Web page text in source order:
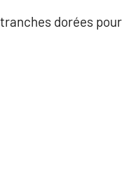
dorées pour